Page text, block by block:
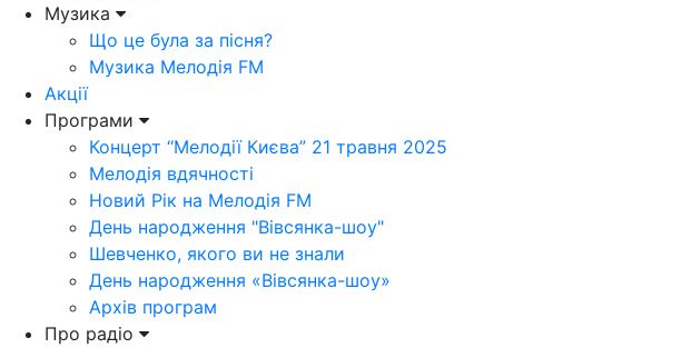
Музика
Що це була за пісня?
Музика Мелодія FM
Акції
Програми
Концерт “Мелодії Києва” 21 травня 2025
Мелодія вдячності
Новий Рік на Мелодія FM
День народження "Вівсянка-шоу"
Шевченко, якого ви не знали
День народження «Вівсянка-шоу»
Архів програм
Про радіо